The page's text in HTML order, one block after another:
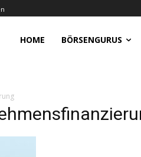
HOME BÖRSENGURUS